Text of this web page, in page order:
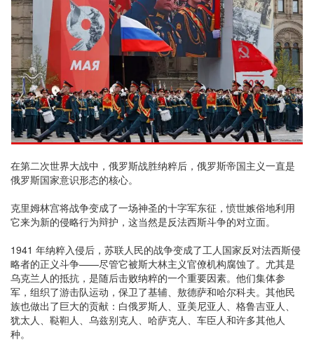
在第二次世界大战中，俄罗斯战胜纳粹后，俄罗斯帝国主义一直是
俄罗斯国家意识形态的核心。
克里姆林宫将战争变成了一场神圣的十字军东征，愤世嫉俗地利用
它来为新的侵略行为辩护，这当然是反法西斯斗争的对立面。
1941 年纳粹入侵后，苏联人民的战争变成了工人国家反对法西斯侵
略者的正义斗争——尽管它被斯大林主义官僚机构腐蚀了。尤其是
乌克兰人的抵抗，是随后击败纳粹的一个重要因素。他们集体参
军，组织了游击队运动，保卫了基辅、敖德萨和哈尔科夫。其他民
族也做出了巨大的贡献：白俄罗斯人、亚美尼亚人、格鲁吉亚人、
犹太人、鞑靼人、乌兹别克人、哈萨克人、车臣人和许多其他人
种。